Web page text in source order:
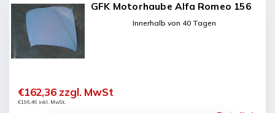
GFK Motorhaube Alfa Romeo 156
Innerhalb von 40 Tagen
€196,46 inkl. MwSt.
€162,36 zzgl. MwSt